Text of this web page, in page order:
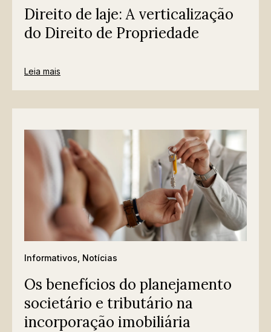
Direito de laje: A verticalização
do Direito de Propriedade
Leia mais
Informativos Notícias
Os benefícios do planejamento
societário e tributário na
incorporação imobiliária